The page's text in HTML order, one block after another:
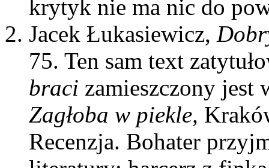
krytyk nie ma nic do
Jacek Łukasiewicz,
75. Ten sam text
braci zamieszczony jest
Zagłoba w piekle,
Recenzja. Bohater